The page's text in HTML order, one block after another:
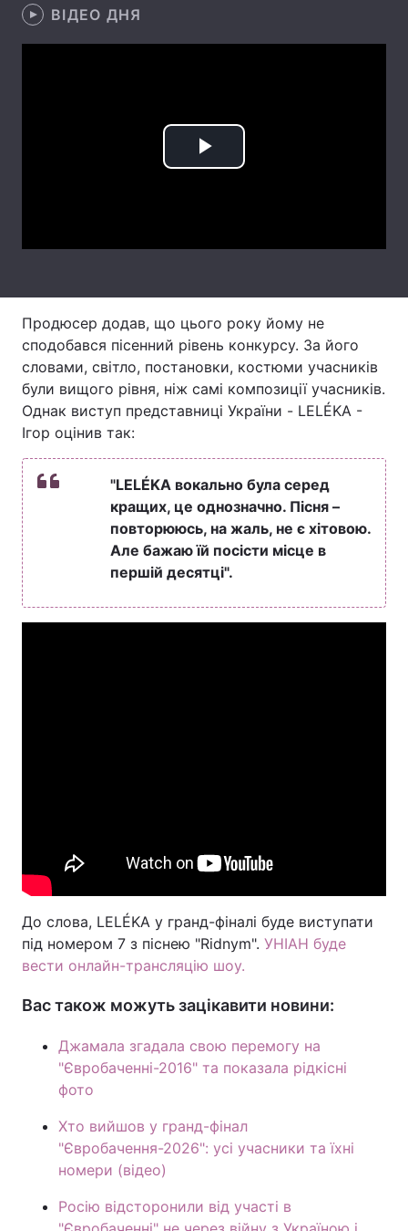
Тема оформлення
ВІДЕО ДНЯ
Play
Продюсер додав, що цього року йому не
сподобався пісенний рівень конкурсу. За його
словами, світло, постановки, костюми учасників
були вищого рівня, ніж самі композиції учасників.
Однак виступ представниці України - LELÉKA -
Ігор оцінив так:
"LELÉKA вокально була серед
кращих, це однозначно. Пісня –
повторююсь, на жаль, не є хітовою.
Але бажаю їй посісти місце в
першій десятці".
До слова, LELÉKA у гранд-фіналі буде виступати
під номером 7 з піснею "Ridnym". УНІАН буде
вести онлайн-трансляцію шоу.
Вас також можуть зацікавити новини:
Джамала згадала свою перемогу на
"Євробаченні-2016" та показала рідкісні
фото
Хто вийшов у гранд-фінал
"Євробачення-2026": усі учасники та їхні
номери (відео)
Росію відсторонили від участі в